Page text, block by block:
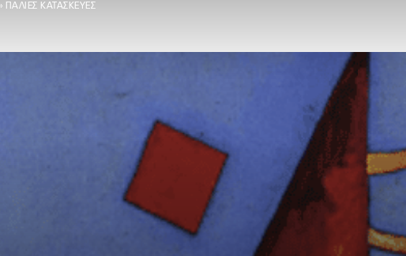
ΚΑΤΑΣΚΕΥΈΣ